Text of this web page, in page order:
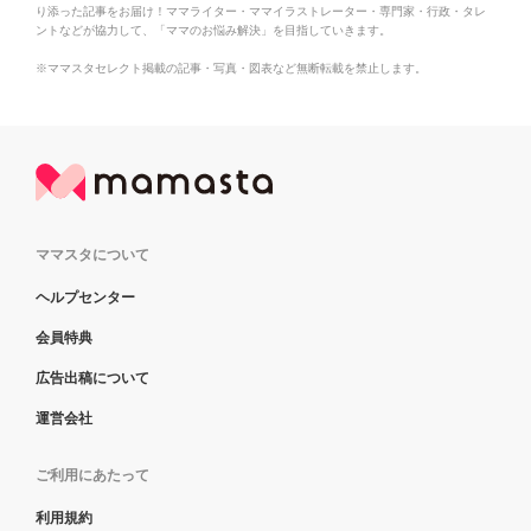
り添った記事をお届け！ママライター・ママイラストレーター・専門家・行政・タレ
ントなどが協力して、「ママのお悩み解決」を目指していきます。
※ママスタセレクト掲載の記事・写真・図表など無断転載を禁止します。
ママスタについて
ヘルプセンター
会員特典
広告出稿について
運営会社
ご利用にあたって
利用規約